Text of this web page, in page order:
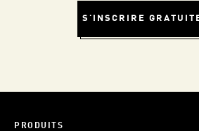
S'INSCRIRE
PRODUITS